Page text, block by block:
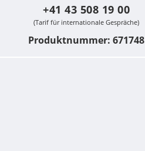
+41 43 508 19 00
(Tarif für internationale Gespräche)
Produktnummer: 671748